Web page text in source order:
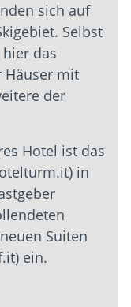
sich auf
Selbst
das
Häuser mit
der
Hotel ist das
in
Suiten
ein.